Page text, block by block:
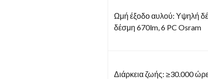
Ωμή έξοδο αυλού: Υψηλή
δέσμη 670lm, 6 PC Osram
Διάρκεια ζωής: ≥30.000